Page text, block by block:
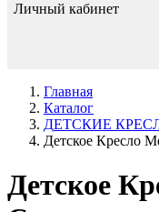
Личный кабинет
Главная
Каталог
ДЕТСКИЕ
Детское Кресло
Детское